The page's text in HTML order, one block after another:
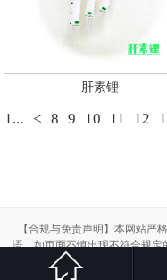
肝素锂
1... < 8 9 10 11 12

【合规与免责声明】本网站严
语。如页面不慎出现不符合规定
仅供